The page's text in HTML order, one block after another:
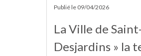
Publié le 09/04/2026
La Ville de
Desjardins » la